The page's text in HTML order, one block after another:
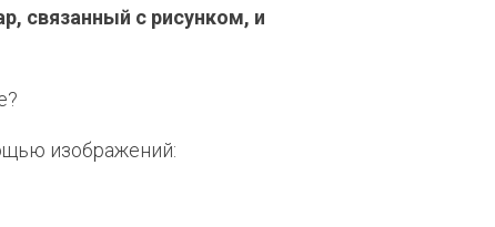
связанный с рисунком, и
изображений: